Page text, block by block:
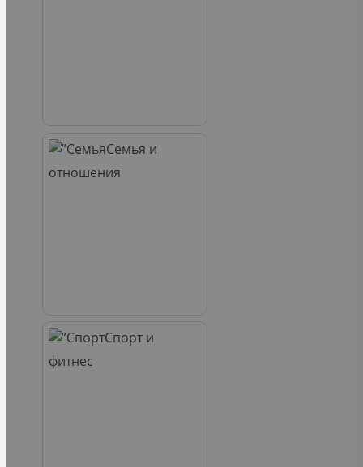
Семья и
отношения
Спорт и
фитнес